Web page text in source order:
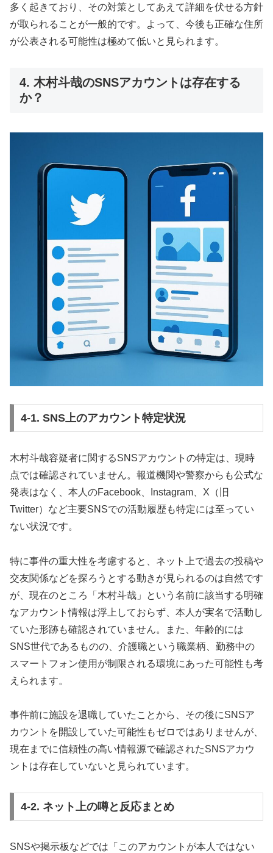
多く起きており、その対策としてあえて詳細を伏せる方針
が取られることが一般的です。よって、今後も正確な住所
が公表される可能性は極めて低いと見られます。
4. 木村斗哉のSNSアカウントは存在する
か？
4-1. SNS上のアカウント特定状況
木村斗哉容疑者に関するSNSアカウントの特定は、現時
点では確認されていません。報道機関や警察からも公式な
発表はなく、本人のFacebook、Instagram、X（旧
Twitter）など主要SNSでの活動履歴も特定には至ってい
ない状況です。
特に事件の重大性を考慮すると、ネット上で過去の投稿や
交友関係などを探ろうとする動きが見られるのは自然です
が、現在のところ「木村斗哉」という名前に該当する明確
なアカウント情報は浮上しておらず、本人が実名で活動し
ていた形跡も確認されていません。また、年齢的には
SNS世代であるものの、介護職という職業柄、勤務中の
スマートフォン使用が制限される環境にあった可能性も考
えられます。
事件前に施設を退職していたことから、その後にSNSア
カウントを開設していた可能性もゼロではありませんが、
現在までに信頼性の高い情報源で確認されたSNSアカウ
ントは存在していないと見られています。
4-2. ネット上の噂と反応まとめ
SNSや掲示板などでは「このアカウントが本人ではない